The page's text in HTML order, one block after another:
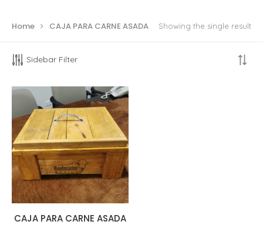
Home CAJA PARA CARNE ASADA Showing the single result
Sidebar Filter
CAJA PARA CARNE ASADA